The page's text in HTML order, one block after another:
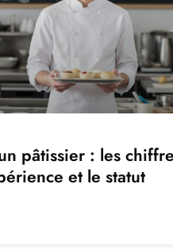
pâtissier : les
et le statut